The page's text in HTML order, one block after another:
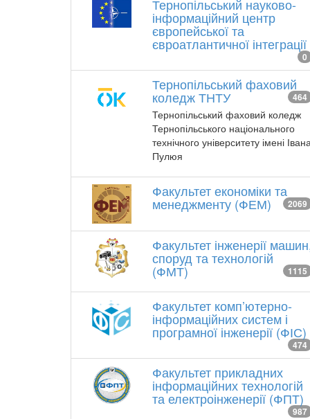
Тернопільський науково-
інформаційний центр
європейської та
євроатлантичної інтеграції
0
Тернопільський фаховий
коледж ТНТУ 464
Тернопільський фаховий коледж
Тернопільського національного
технічного університету імені
Пулюя
Факультет економіки та
менеджменту (ФЕМ) 2069
Факультет інженерії
споруд та технологій
(ФМТ) 1115
Факультет комп’ютерно-
інформаційних систем і
програмної інженерії (ФІС)
474
Факультет прикладних
інформаційних технологій
та електроінженерії (ФПТ)
987